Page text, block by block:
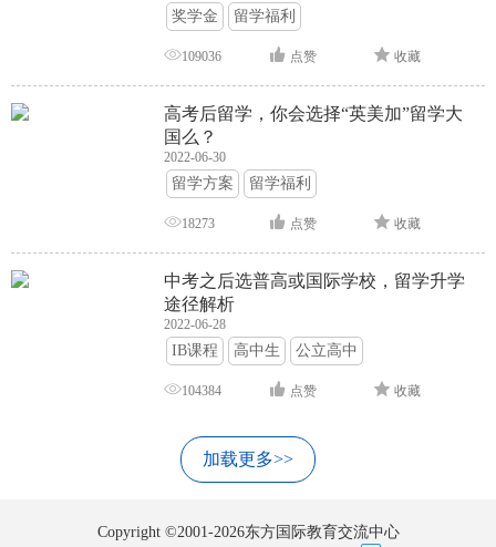
奖学金 留学福利
109036 点赞 收藏
高考后留学，你会选择“英美加”留学大
国么？
2022-06-30
留学方案 留学福利
18273 点赞 收藏
中考之后选普高或国际学校，留学升学
途径解析
2022-06-28
IB课程 高中生 公立高中
104384 点赞 收藏
加载更多>>
Copyright ©2001-2026东方国际教育交流中心